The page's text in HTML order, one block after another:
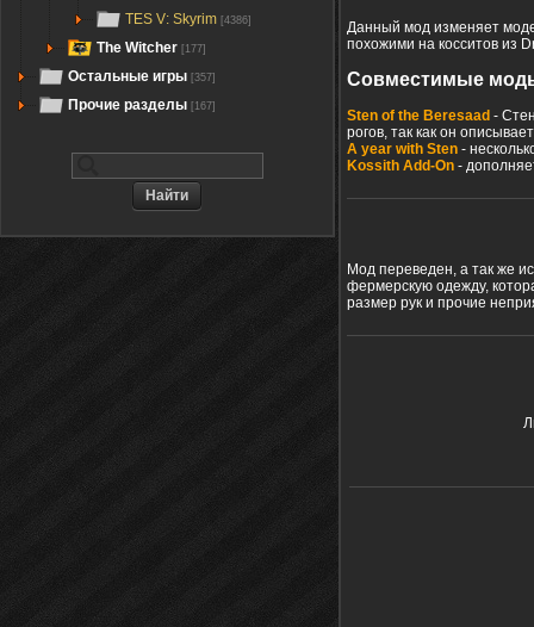
TES V: Skyrim [4386]
The Witcher [177]
Остальные игры [357]
Прочие разделы [167]
Данный мод изменяет
похожими на косситов из
Совместимые
Sten of the Beresaad -
рогов, так как он
A year with Sten -
Kossith Add-On -
Мод переведен, а так же
фермерскую одежду,
размер рук и прочие